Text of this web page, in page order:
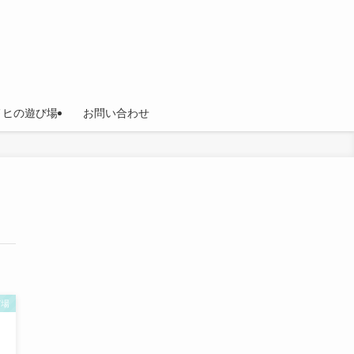
の遊び場 お問い合わせ